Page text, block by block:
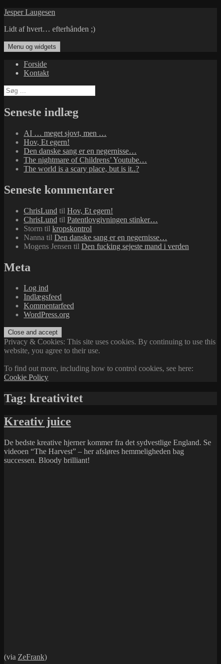
Hop
indhold
Jesper Laugesen
Lidt af hvert… efterhånden ;)
Menu og widgets
Forside
Kontakt
Søg
efter:
Seneste indlæg
AI … meget sjovt, men …
Hov, Et egern!
Den danske sang er en negernisse…
The nightmare of Childrens’ Youtube…
The world is a scary place, but is it..?
Seneste kommentarer
ChrisLund til Hov, Et egern!
ChrisLund til Patentlovgivningen stinker…
Storm til kropskontrol
Nanna til Den danske sang er en negernisse…
Mogens Jensen til Den fucking sejeste mand i verden
Meta
Log ind
Indlægsfeed
Kommentarfeed
WordPress.org
Privacy & Cookies: This site uses cookies. By continuing to use this
website, you agree to their use.
To find out more, including how to control cookies, see here:
Cookie Policy
Tag: kreativitet
Kreativ juice
De bedste kreative hjerner kommer fra det sydvestlige England. Se
videoen “The Harvest” – her afsløres hemmeligheden bag
successen. Bloody brilliant!
(via ZeFrank)